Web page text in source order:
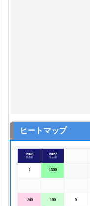
ヒートマップ
2028
革命機
2027
革命機
0 1300
-300 100 0